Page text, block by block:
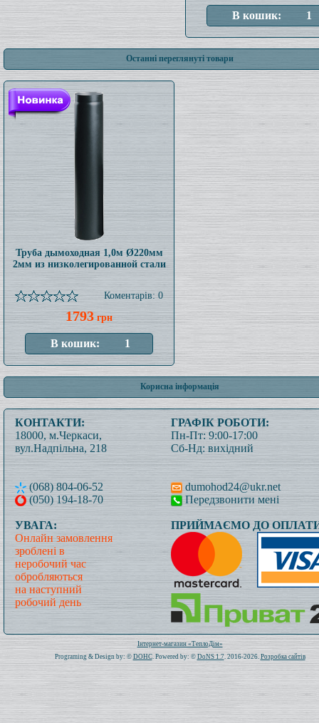
Останні переглянуті товари
Труба дымоходная 1,0м Ø220мм
2мм из низколегированной стали
Коментарів: 0
1793грн
Корисна інформація
КОНТАКТИ:
18000, м.Черкаси,
вул.Надпільна, 218
(068) 804-06-52
(050) 194-18-70
ГРАФІК РОБОТИ:
Пн-Пт: 9:00-17:00
Сб-Нд: вихідний
dumohod24@ukr.net
Передзвонити мені
УВАГА:
Онлайн замовлення
зроблені в
неробочий час
обробляються
на наступний
робочий день
ПРИЙМАЄМО ДО
Всього: 1020089 Сьогодні: 179
Інтернет-магазин «ТеплоДім»
Programing & Design by: © DOHC. Powered by: © DoNS 1.7. 2016-2026. Розробка сайтів